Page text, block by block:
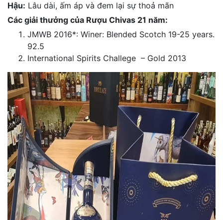
Hậu: Lâu dài, ấm áp và đem lại sự thoả mãn
Các giải thưởng của Rượu Chivas 21 năm:
JMWB 2016*: Winer: Blended Scotch 19-25 years.
92.5
International Spirits Challege – Gold 2013